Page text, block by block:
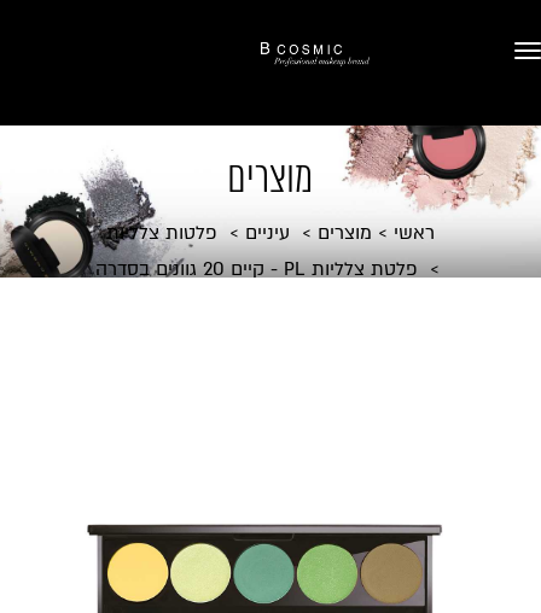
מוצרים
ראשי מוצרים עיניים
פלטות צלליות
פלטת צלליות PL - קיים 20 גוונים בסדרה